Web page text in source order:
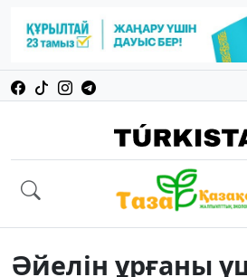
Әйелін ұрғаны